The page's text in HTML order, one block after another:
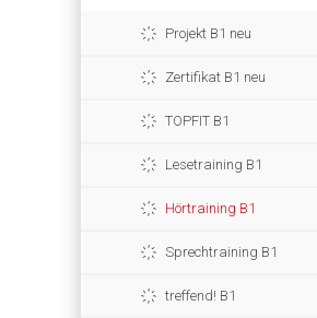
Projekt B1 neu
Zertifikat B1 neu
TOPFIT B1
Lesetraining B1
Hörtraining B1
Sprechtraining B1
treffend! B1